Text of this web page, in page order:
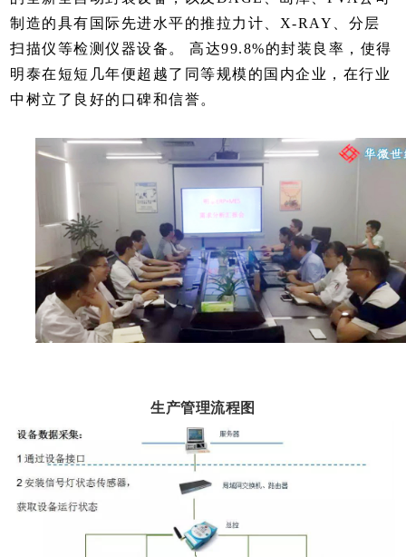
制造的具有国际先进水平的推拉力计、X-RAY、分层
扫描仪等检测仪器设备。 高达99.8%的封装良率，使得
明泰在短短几年便超越了同等规模的国内企业，在行业
中树立了良好的口碑和信誉。
生产管理流程图